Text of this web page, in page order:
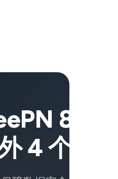
83%
4 个月